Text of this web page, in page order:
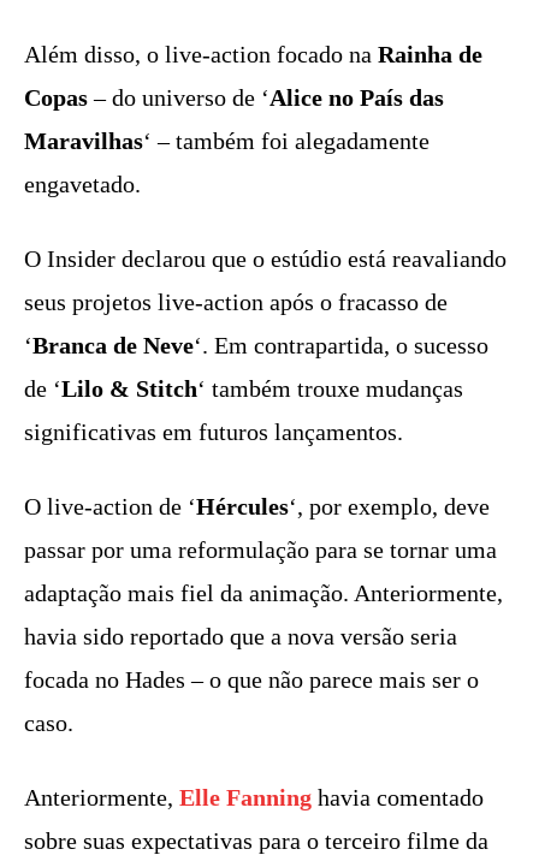
Além disso, o live-action focado na Rainha de
Copas– do universo de ‘Alice no País das
Maravilhas‘ – também foi alegadamente
engavetado.
O Insider declarou que o estúdio está reavaliando
seus projetos live-action após o fracasso de
‘Branca de Neve‘. Em contrapartida, o sucesso
de ‘Lilo & Stitch‘ também trouxe mudanças
significativas em futuros lançamentos.
O live-action de ‘Hércules‘, por exemplo, deve
passar por uma reformulação para se tornar uma
adaptação mais fiel da animação. Anteriormente,
havia sido reportado que a nova versão seria
focada no Hades – o que não parece mais ser o
caso.
Anteriormente, Elle Fanning havia comentado
sobre suas expectativas para o terceiro filme da